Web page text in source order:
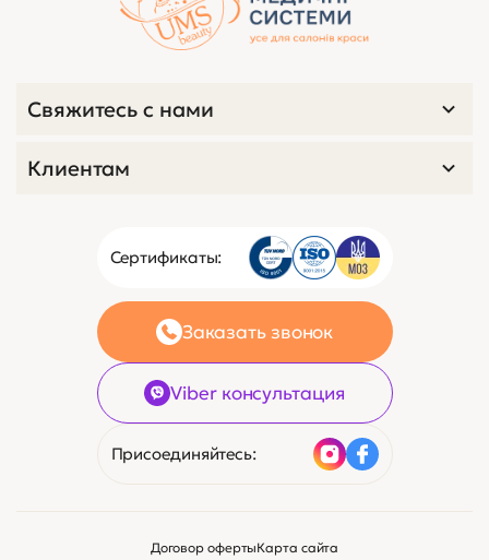
Сертификаты:
Заказать звонок
Viber консультация
Присоединяйтесь:
Свяжитесь с нами
Клиентам
Договор офертыКарта сайта